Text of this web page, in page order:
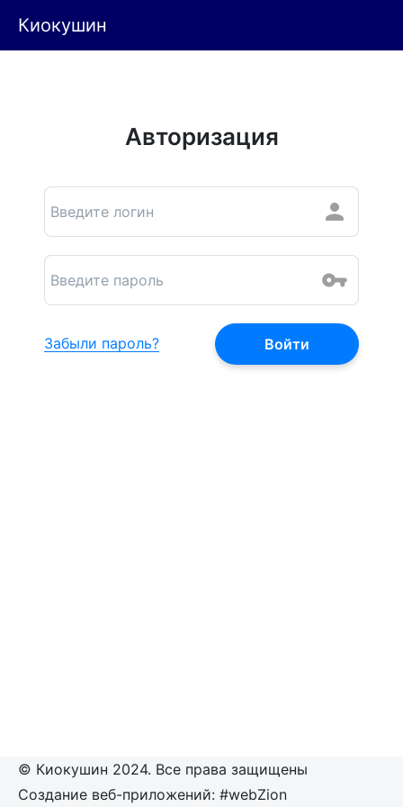
Киокушин
Авторизация
Забыли пароль?
© Киокушин 2024. Все права защищены
Создание веб-приложений: #webZion